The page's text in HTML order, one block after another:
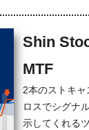
Shin
MTF
2本のストキャ
ロスでシグナ
示してくれる